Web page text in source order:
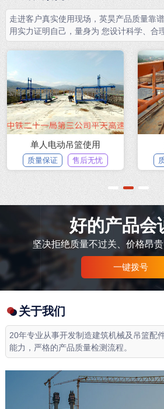
走进客户真实使用现场，英昊产品质量靠
用实力证明自己，量身为 您设计科学、合
单人电动吊篮使用
质量保证 售后无忧
1 2 3
好的产品会
坚决拒绝质量不过关、价格昂贵
一键拨号
关于我们
20年专业从事开发制造建筑机械及吊篮配
能力，严格的产品质量检测流程。